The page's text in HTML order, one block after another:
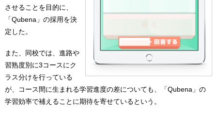
させることを目的に、
「Qubena」の採用を決
定した。
また、同校では、進路や
習熟度別に3コースにク
ラス分けを行っている
が、コース間に生まれる学習進度の差についても、「Qubena」の
学習効率で補えることに期待を寄せているという。